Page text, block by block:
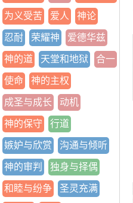
为义受苦 爱人 神论
忍耐 荣耀神 爱德华兹
神的道 天堂和地狱 合一
使命 神的主权
成圣与成长 动机
神的保守 行道
嫉妒与欣赏 沟通与倾听
神的审判 独身与择偶
和睦与纷争 圣灵充满